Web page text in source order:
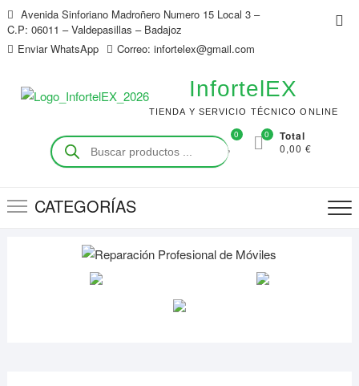
Saltar
al
contenido
Avenida Sinforiano Madroñero Numero 15 Local 3 –
C.P: 06011 – Valdepasillas – Badajoz
Enviar WhatsApp
Correo: infortelex@gmail.com
InfortelEX
TIENDA Y SERVICIO TÉCNICO ONLINE
Búsqueda
de
productos
0 Total
0,00 €
0
CATEGORÍAS